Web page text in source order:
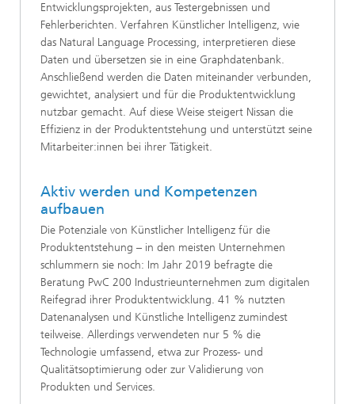
Entwicklungsprojekten, aus Testergebnissen und
Fehlerberichten. Verfahren Künstlicher Intelligenz, wie
das Natural Language Processing, interpretieren diese
Daten und übersetzen sie in eine Graphdatenbank.
Anschließend werden die Daten miteinander verbunden,
gewichtet, analysiert und für die Produktentwicklung
nutzbar gemacht. Auf diese Weise steigert Nissan die
Effizienz in der Produktentstehung und unterstützt seine
Mitarbeiter:innen bei ihrer Tätigkeit.
Aktiv werden und Kompetenzen
aufbauen
Die Potenziale von Künstlicher Intelligenz für die
Produktentstehung – in den meisten Unternehmen
schlummern sie noch: Im Jahr 2019 befragte die
Beratung PwC 200 Industrieunternehmen zum digitalen
Reifegrad ihrer Produktentwicklung. 41 % nutzten
Datenanalysen und Künstliche Intelligenz zumindest
teilweise. Allerdings verwendeten nur 5 % die
Technologie umfassend, etwa zur Prozess- und
Qualitätsoptimierung oder zur Validierung von
Produkten und Services.